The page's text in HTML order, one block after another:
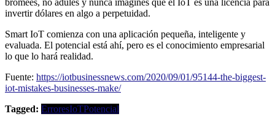
invertir dólares en algo a perpetuidad.
Smart IoT comienza con una aplicación pequeña, inteligente y
evaluada. El potencial está ahí, pero es el conocimiento empresarial
lo que lo hará realidad.
Fuente: https://iotbusinessnews.com/2020/09/01/95144-the-biggest-
iot-mistakes-businesses-make/
Tagged: ErroresIoTPotencial